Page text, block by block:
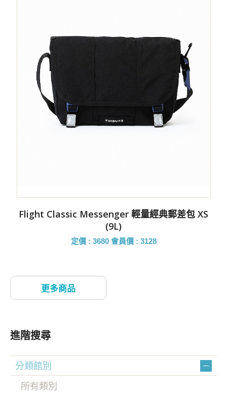
Flight Classic Messenger 輕量經典郵差包 XS
(9L)
定價 : 3680 會員價 : 3128
進階搜尋
分類館別
所有類別